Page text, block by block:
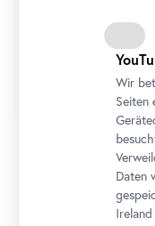
Wir
Seiten
Daten